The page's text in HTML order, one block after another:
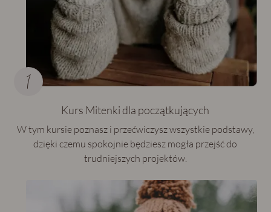
Kurs Mitenki dla początkujących
W tym kursie poznasz i przećwiczysz wszystkie podstawy,
dzięki czemu spokojnie będziesz mogła przejść do
trudniejszych projektów.